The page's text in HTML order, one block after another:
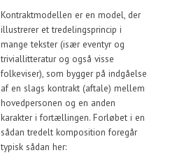
Kontraktmodellen er en model, der
illustrerer et tredelingsprincip i
mange tekster (især eventyr og
triviallitteratur og også visse
folkeviser), som bygger på indgåelse
af en slags kontrakt (aftale) mellem
hovedpersonen og en anden
karakter i fortællingen. Forløbet i en
sådan tredelt komposition foregår
typisk sådan her: